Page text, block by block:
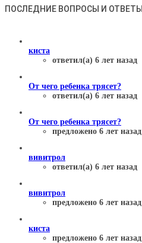
ПОСЛЕДНИЕ ВОПРОСЫ И ОТВЕТЫ
киста
ответил(а) 6 лет назад
От чего ребенка трясет?
ответил(а) 6 лет назад
От чего ребенка трясет?
предложено 6 лет назад
вивитрол
ответил(а) 6 лет назад
вивитрол
предложено 6 лет назад
киста
предложено 6 лет назад